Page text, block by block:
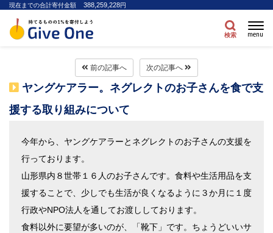
現在までの合計寄付金額 388,259,228円
検索 menu
前の記事へ 次の記事へ
ヤングケアラー。ネグレクトのお子さんを食で支
援する取り組みについて
今年から、ヤングケアラーとネグレクトのお子さんの支援を
行っております。
山形県内８世帯１６人のお子さんです。食料や生活用品を支
援することで、少しでも生活が良くなるように３か月に１度
行政やNPO法人を通してお渡ししております。
食料以外に要望が多いのが、「靴下」です。ちょうどいいサ